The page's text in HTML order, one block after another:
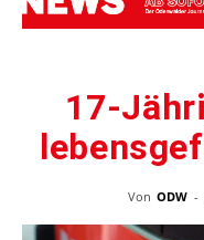
17-
Von ODW -